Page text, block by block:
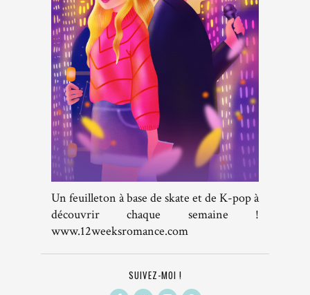
Un feuilleton à base de skate et de K-pop à
découvrir chaque semaine !
www.12weeksromance.com
SUIVEZ-MOI !